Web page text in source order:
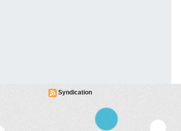
Syndication